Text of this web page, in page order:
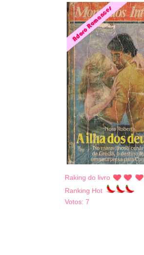
Raking do livro
Ranking Hot
Votos: 7